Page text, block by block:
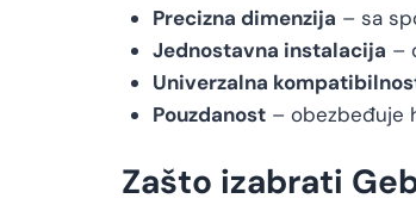
Precizna dimenzija – sa
Jednostavna instalacija –
Univerzalna
Pouzdanost– obezbeđuje
Zašto izabrati